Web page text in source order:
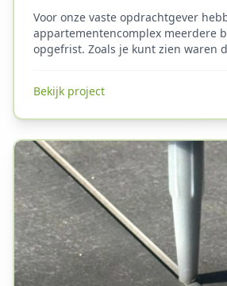
Voor onze vaste opdrachtgever
appartementencomplex meerdere
opgefrist. Zoals je kunt zien waren
met anti slip. Dit is te realiseren
en de vloer esthetisch opgeknapt
Bekijk project